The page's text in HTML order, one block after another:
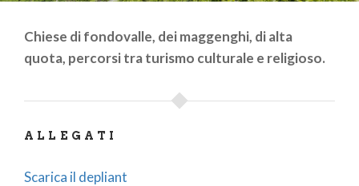
Chiese di fondovalle, dei maggenghi, di alta
quota, percorsi tra turismo culturale e religioso.
ALLEGATI
Scarica il depliant